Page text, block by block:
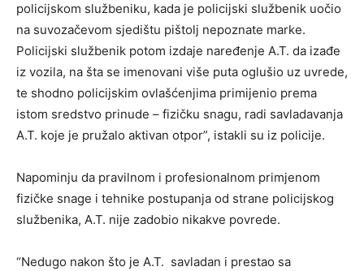
policijskom službeniku, kada je policijski službenik uočio
na suvozačevom sjedištu pištolj nepoznate marke.
Policijski službenik potom izdaje naređenje A.T. da izađe
iz vozila, na šta se imenovani više puta oglušio uz uvrede,
te shodno policijskim ovlašćenjima primijenio prema
istom sredstvo prinude – fizičku snagu, radi savladavanja
A.T. koje je pružalo aktivan otpor”, istakli su iz policije.
Napominju da pravilnom i profesionalnom primjenom
fizičke snage i tehnike postupanja od strane policijskog
službenika, A.T. nije zadobio nikakve povrede.
“Nedugo nakon što je A.T. savladan i prestao sa